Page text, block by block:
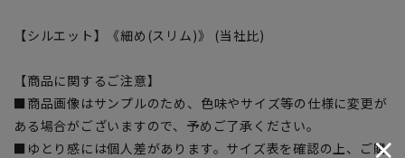
【シルエット】《細め(スリム)》 (当社比)
【商品に関するご注意】
■商品画像はサンプルのため、色味やサイズ等の仕様に変更が
ある場合がございますので、予めご了承ください。
■ゆとり感には個人差があります。サイズ表を確認の上、ご購